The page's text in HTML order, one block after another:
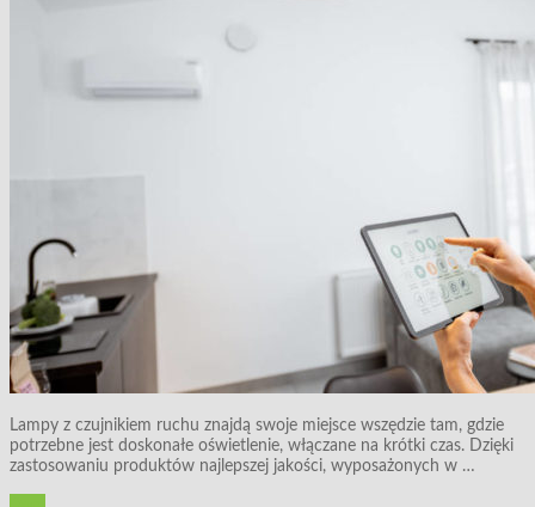
Lampy z czujnikiem ruchu znajdą swoje miejsce wszędzie tam, gdzie
potrzebne jest doskonałe oświetlenie, włączane na krótki czas. Dzięki
zastosowaniu produktów najlepszej jakości, wyposażonych w …